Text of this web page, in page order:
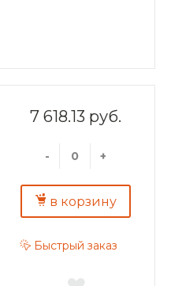
7 618.13 руб.
- +
в корзину
Быстрый заказ